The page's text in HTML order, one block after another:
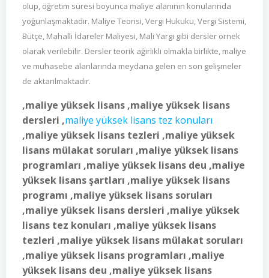
olup, öğretim süresi boyunca maliye alanının konularında
yoğunlaşmaktadır. Maliye Teorisi, Vergi Hukuku, Vergi Sistemi,
Bütçe, Mahalli İdareler Maliyesi, Mali Yargı gibi dersler örnek
olarak verilebilir. Dersler teorik ağırlıklı olmakla birlikte, maliye
ve muhasebe alanlarında meydana gelen en son gelişmeler
de aktarılmaktadır.
,maliye yüksek lisans ,maliye yüksek lisans
dersleri ,maliye yüksek lisans tez konuları
,maliye yüksek lisans tezleri ,maliye yüksek
lisans mülakat soruları ,maliye yüksek lisans
programları ,maliye yüksek lisans deu ,maliye
yüksek lisans şartları ,maliye yüksek lisans
programı ,maliye yüksek lisans soruları
,maliye yüksek lisans dersleri ,maliye yüksek
lisans tez konuları ,maliye yüksek lisans
tezleri ,maliye yüksek lisans mülakat soruları
,maliye yüksek lisans programları ,maliye
yüksek lisans deu ,maliye yüksek lisans